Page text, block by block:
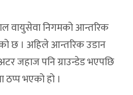
वायुसेवा निगमको आन्तरिक
छ । अहिले आन्तरिक उडान
जहाज पनि ग्राउन्डेड भएपछि
भएको हो ।